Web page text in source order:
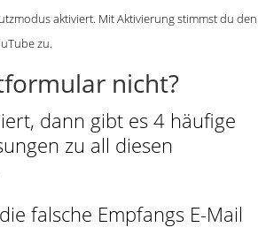
aktiviert. Mit Aktivierung stimmst du den
zu.
nicht?
dann gibt es 4 häufige
zu all diesen
falsche Empfangs E-Mail